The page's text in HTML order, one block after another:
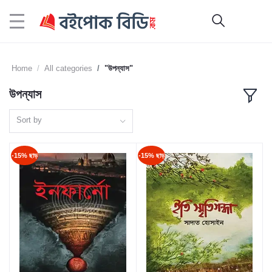
Home All categories "উপন্যাস"
উপন্যাস
Sort by
-15% ছাড় -15% ছাড়